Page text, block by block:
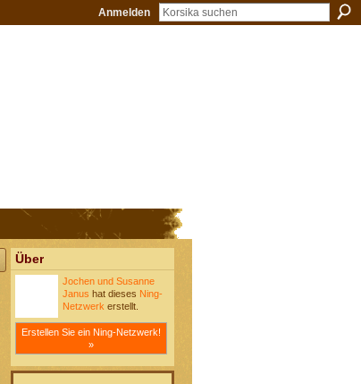
Anmelden
Über
Jochen und Susanne
Janus hat dieses Ning-
Netzwerk erstellt.
Erstellen Sie ein Ning-Netzwerk!
»